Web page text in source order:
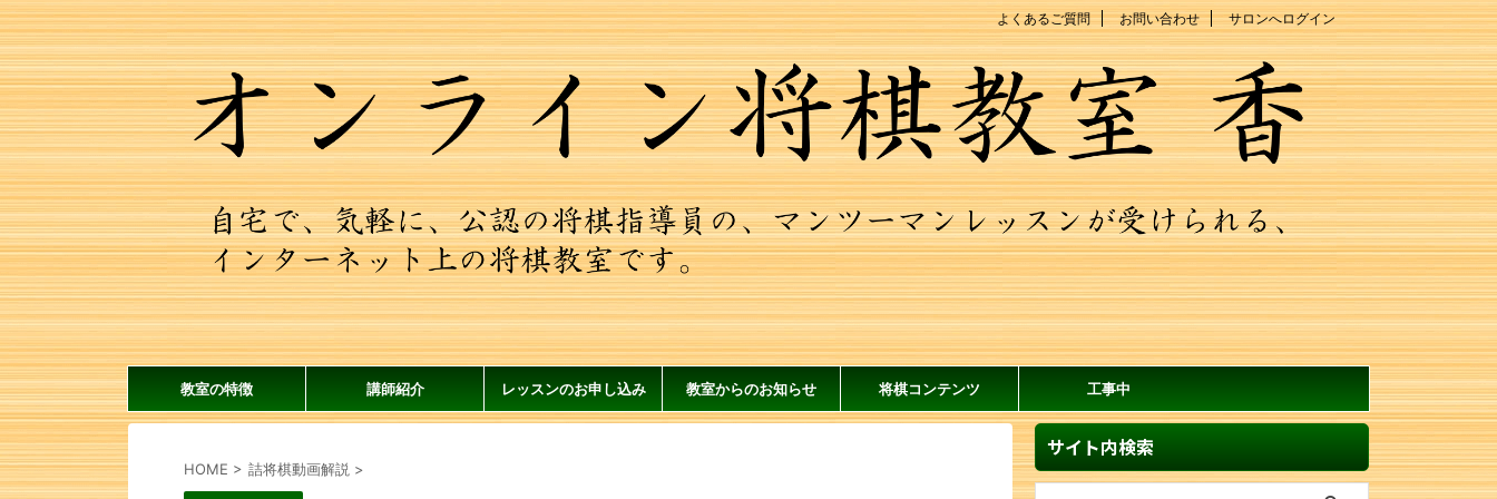
よくあるご質問 お問い合わせ サロンへログイン
教室の特徴 講師紹介 レッスンのお申し込み 教室からのお知らせ 将棋コンテンツ 工事中
HOME > 詰将棋動画解説 >
サイト内検索